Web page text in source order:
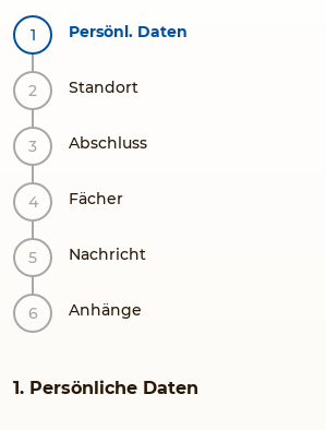
Persönl. Daten
Standort
Abschluss
Fächer
Nachricht
Anhänge
1. Persönliche Daten